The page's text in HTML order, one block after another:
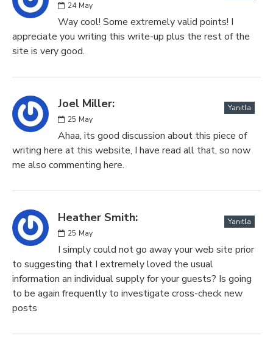
24 May
Way cool! Some extremely valid points! I
appreciate you writing this write-up plus the rest of the
site is very good.
Joel Miller:
25 May
Yanıtla
Ahaa, its good discussion about this piece of
writing here at this website, I have read all that, so now
me also commenting here.
Heather Smith:
25 May
Yanıtla
I simply could not go away your web site prior
to suggesting that I extremely loved the usual
information an individual supply for your guests? Is going
to be again frequently to investigate cross-check new
posts